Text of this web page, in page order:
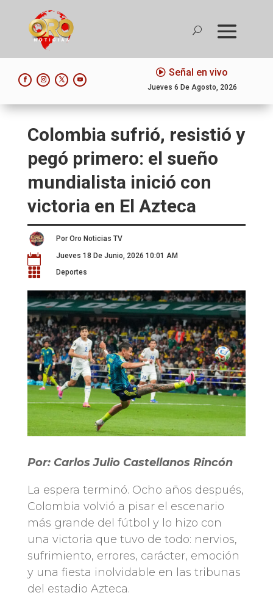
Señal en vivo
Jueves 6 De Agosto, 2026
Colombia sufrió, resistió y
pegó primero: el sueño
mundialista inició con
victoria en El Azteca
Por Oro Noticias TV
 Jueves 18 De Junio, 2026 10:01 AM
 Deportes
Por: Carlos Julio Castellanos Rincón
La espera terminó. Ocho años después,
Colombia volvió a pisar el escenario
más grande del fútbol y lo hizo con
una victoria que tuvo de todo: nervios,
sufrimiento, errores, carácter, emoción
y una fiesta inolvidable en las tribunas
del estadio Azteca.